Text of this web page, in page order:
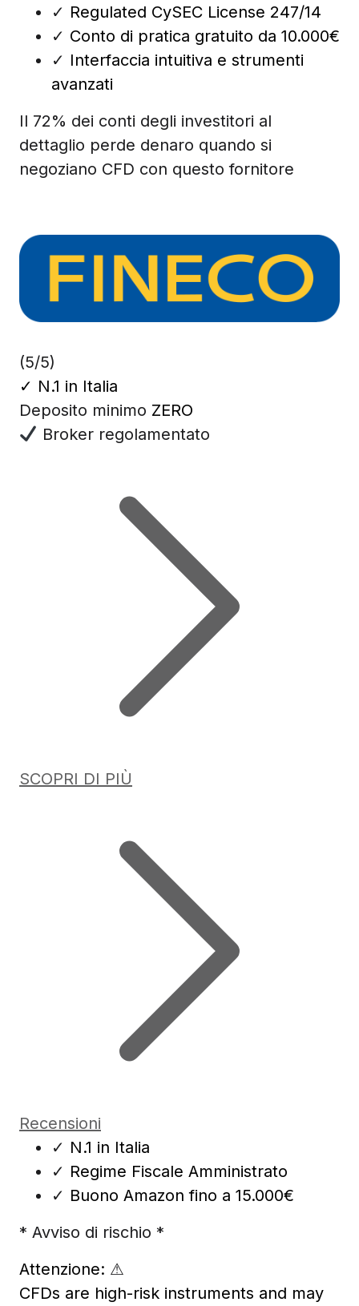
✓ Regulated CySEC License 247/14
✓ Conto di pratica gratuito da 10.000€
✓ Interfaccia intuitiva e strumenti
avanzati
Il 72% dei conti degli investitori al
dettaglio perde denaro quando si
negoziano CFD con questo fornitore
(5/5)
✓ N.1 in Italia
Deposito minimo ZERO
Broker regolamentato
SCOPRI DI PIÙ
Recensioni
✓ N.1 in Italia
✓ Regime Fiscale Amministrato
✓ Buono Amazon fino a 15.000€
* Avviso di rischio *
Attenzione: ⚠
CFDs are high-risk instruments and may